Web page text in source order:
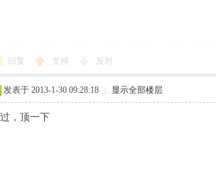
回复 支持 反对
发表于 2013-1-30 09:28:18 显示全部楼层
，顶一下